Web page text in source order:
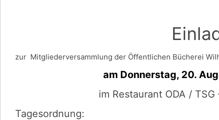
zur Mitgliederversammlung der Öffentlichen Bücherei
am Donnerstag, 20. August
im Restaurant ODA /
Tagesordnung: